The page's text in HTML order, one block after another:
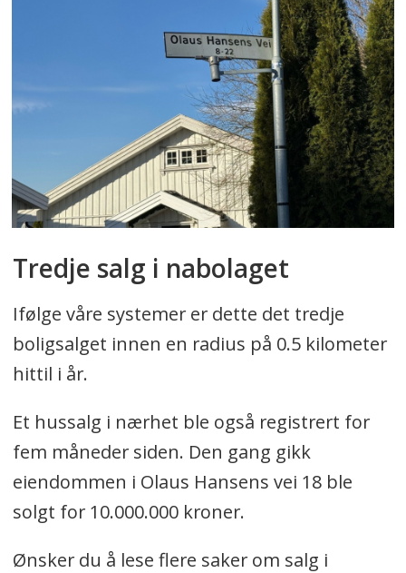
Tredje salg i nabolaget
Ifølge våre systemer er dette det tredje
boligsalget innen en radius på 0.5 kilometer
hittil i år.
Et hussalg i nærhet ble også registrert for
fem måneder siden. Den gang gikk
eiendommen i Olaus Hansens vei 18 ble
solgt for 10.000.000 kroner.
Ønsker du å lese flere saker om salg i